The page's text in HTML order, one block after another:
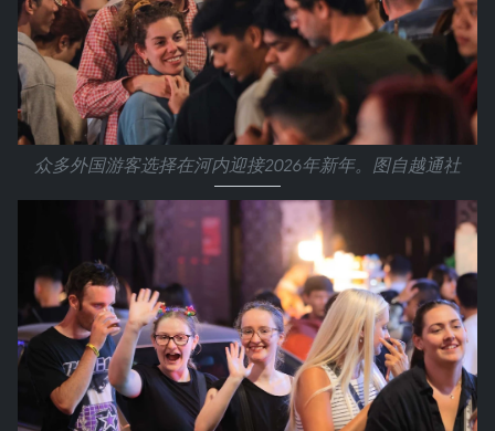
众多外国游客选择在河内迎接2026年新年。图自越通社